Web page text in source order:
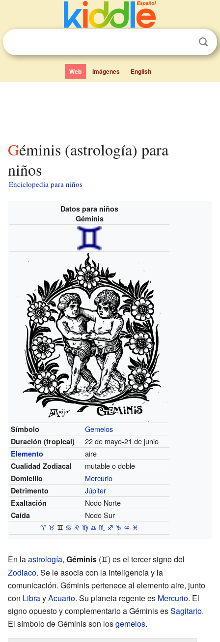
Web Imágenes English
Géminis (astrología) para
niños
Enciclopedia para niños
Datos para niños
Géminis
Símbolo Gemelos
Duración (tropical) 22 de mayo-21 de junio
Elemento aire
Cualidad Zodiacal mutable o doble
Domicilio Mercurio
Detrimento Júpiter
Exaltación Nodo Norte
Caída Nodo Sur
♈︎ ♉︎ ♊︎ ♋︎ ♌︎ ♍︎ ♎︎ ♏︎ ♐︎ ♑︎ ♒︎ ♓︎
En laastrología, Géminis (♊︎) es el tercer signo del
Zodiaco. Se le asocia con la inteligencia y la
comunicación. Géminis pertenece al elemento aire, junto
con LibrayAcuario. Su planeta regente es Mercurio. El
signo opuesto y complementario a Géminis esSagitario.
El símbolo de Géminis son losgemelos.